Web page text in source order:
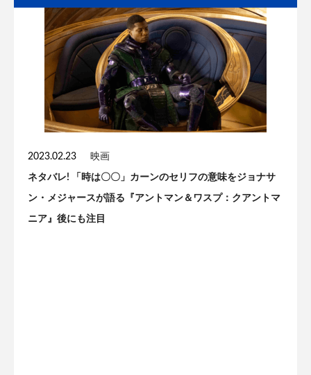
2023.02.23 映画
ネタバレ! 「時は〇〇」カーンのセリフの意味をジョナサ
ン・メジャースが語る『アントマン＆ワスプ：クアントマ
ニア』後にも注目